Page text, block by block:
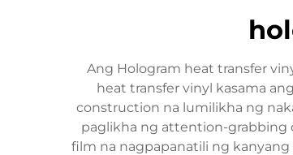
Ang Hologram heat transfer
heat transfer vinyl kasama
construction na lumilikha ng
paglikha ng attention-grabbing
film na nagpapanatili ng